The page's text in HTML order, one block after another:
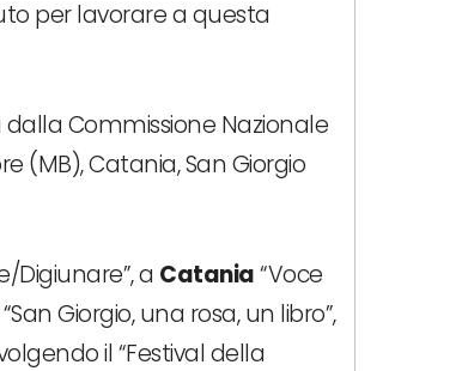
per lavorare a questa
Commissione Nazionale
(MB), Catania, San Giorgio
Digiunare”, a Catania“Voce
Giorgio, una rosa, un libro”,
il “Festival della